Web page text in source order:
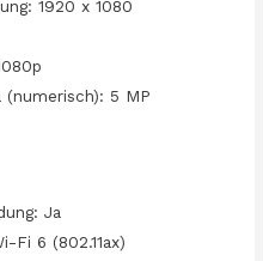
1920 x 1080
5 MP
Ja
Fi 6 (802.11ax)